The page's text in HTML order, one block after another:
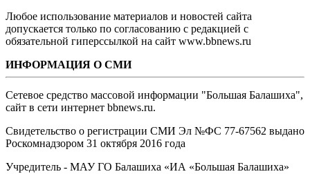
Любое использование материалов и новостей сайта
допускается только по согласованию с редакцией с
обязательной гиперссылкой на сайт www.bbnews.ru
ИНФОРМАЦИЯ О СМИ
Сетевое средство массовой информации "Большая Балашиха",
сайт в сети интернет bbnews.ru.
Свидетельство о регистрации СМИ Эл №ФС ‎77-67562 выдано
Роскомнадзором 31 октября 2016 года
Учредитель - МАУ ГО Балашиха «ИА «Большая Балашиха»